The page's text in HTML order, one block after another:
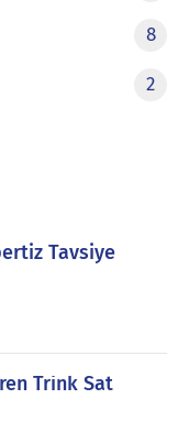
8
2
Tavsiye
Trink Sat